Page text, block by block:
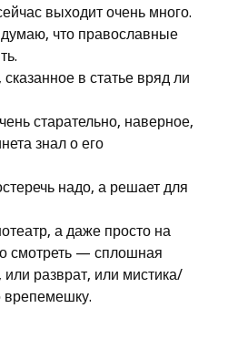
выходит очень много.
что православные
в статье вряд ли
старательно, наверное,
знал о его
надо, а решает для
а даже просто на
смотреть — сплошная
разврат, или мистика/
врепемешку.